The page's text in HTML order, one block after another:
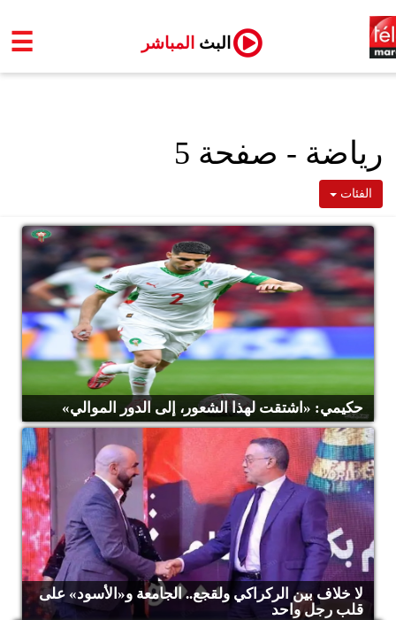
☰ البث المباشر
رياضة - صفحة 5
الفئات
حكيمي: «اشتقت لهذا الشعور، إلى الدور الموالي»
لا خلاف بين الركراكي ولقجع.. الجامعة و«الأسود» على
قلب رجل واحد